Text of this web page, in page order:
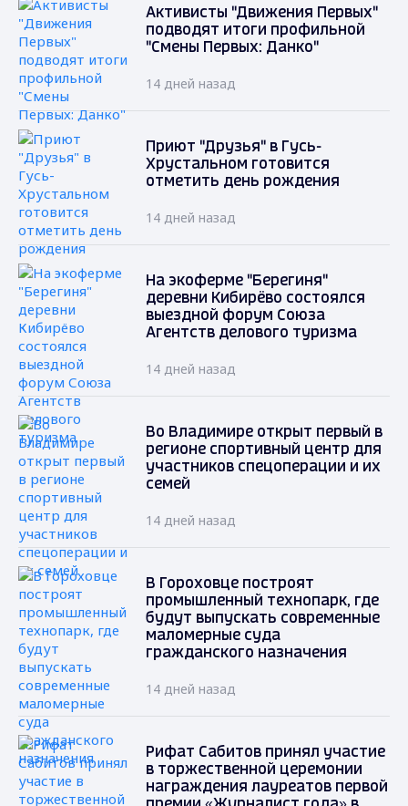
Активисты "Движения Первых"
подводят итоги профильной
"Смены Первых: Данко"
14 дней назад
Приют "Друзья" в Гусь-
Хрустальном готовится
отметить день рождения
14 дней назад
На экоферме "Берегиня"
деревни Кибирёво состоялся
выездной форум Союза
Агентств делового туризма
14 дней назад
Во Владимире открыт первый в
регионе спортивный центр для
участников спецоперации и их
семей
14 дней назад
В Гороховце построят
промышленный технопарк, где
будут выпускать современные
маломерные суда
гражданского назначения
14 дней назад
Рифат Сабитов принял участие
в торжественной церемонии
награждения лауреатов первой